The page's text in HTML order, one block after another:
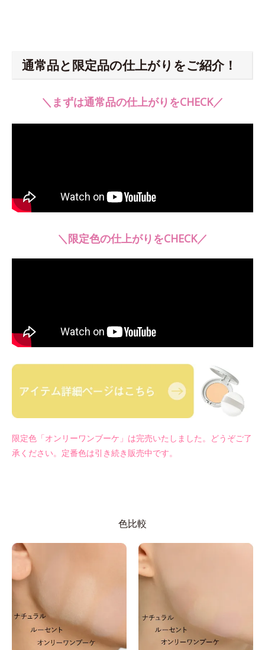
通常品と限定品の仕上がりをご紹介！
＼まずは通常品の仕上がりをCHECK／
＼限定色の仕上がりをCHECK／
限定色「オンリーワンブーケ」は完売いたしました。どうぞご了
承ください。定番色は引き続き販売中です。
色比較